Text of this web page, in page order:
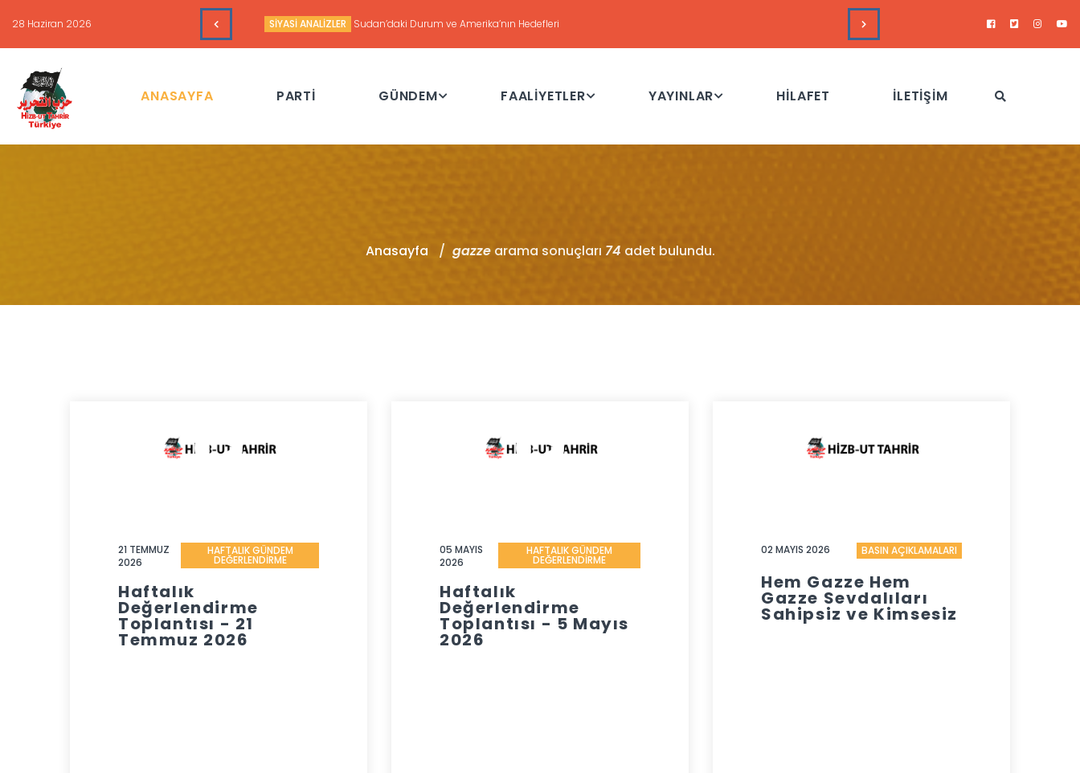
16 Haziran 2026 HAFTALIK GÜNDEM DEĞERLENDİRME Haftalık Değerlendirme Toplantısı - 21 Temmuz 2026 DUYURULAR
ANASAYFA PARTİ GÜNDEM FAALİYETLER YAYINLAR HİLAFET İLETİŞİM
Anasayfa gazzearama sonuçları 74 adet bulundu.
21 TEMMUZ
2026
HAFTALIK GÜNDEM
DEĞERLENDİRME
Haftalık
Değerlendirme
Toplantısı - 21
Temmuz 2026
05 MAYIS
2026
HAFTALIK GÜNDEM
DEĞERLENDİRME
Haftalık
Değerlendirme
Toplantısı - 5 Mayıs
2026
02 MAYIS 2026 BASIN AÇIKLAMALARI
Hem Gazze Hem
Gazze Sevdalıları
Sahipsiz ve Kimsesiz